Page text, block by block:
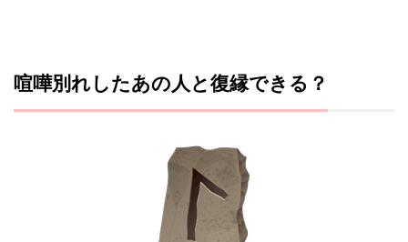
喧嘩別れしたあの人と復縁できる？